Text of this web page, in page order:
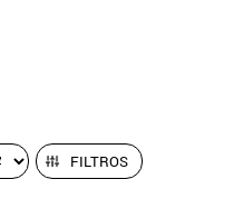
FILTROS